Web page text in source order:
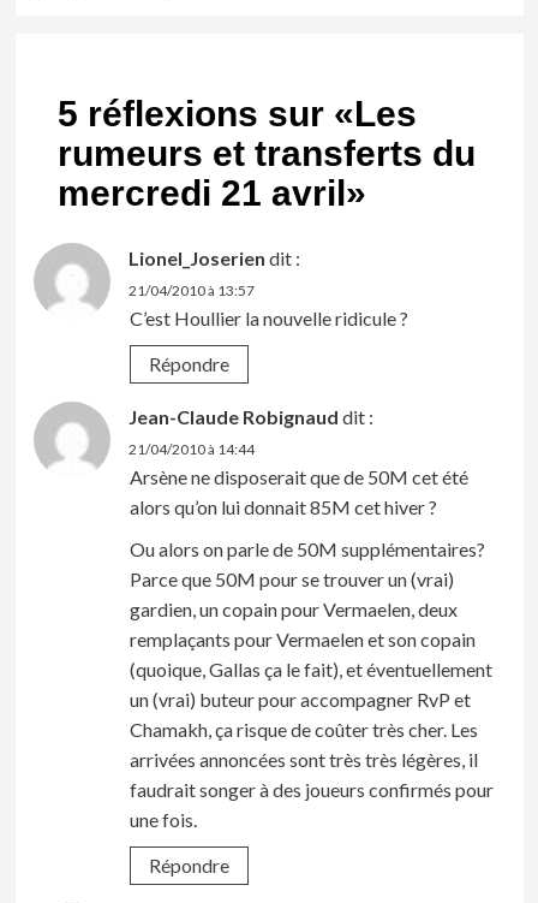
5 réflexions sur «Les
rumeurs et transferts du
mercredi 21 avril »
Lionel_Joserien dit :
21/04/2010 à 13:57
C’est Houllier la nouvelle ridicule ?
Répondre
Jean-Claude Robignaud dit :
21/04/2010 à 14:44
Arsène ne disposerait que de 50M cet été
alors qu’on lui donnait 85M cet hiver ?
Ou alors on parle de 50M supplémentaires?
Parce que 50M pour se trouver un (vrai)
gardien, un copain pour Vermaelen, deux
remplaçants pour Vermaelen et son copain
(quoique, Gallas ça le fait), et éventuellement
un (vrai) buteur pour accompagner RvP et
Chamakh, ça risque de coûter très cher. Les
arrivées annoncées sont très très légères, il
faudrait songer à des joueurs confirmés pour
une fois.
Répondre